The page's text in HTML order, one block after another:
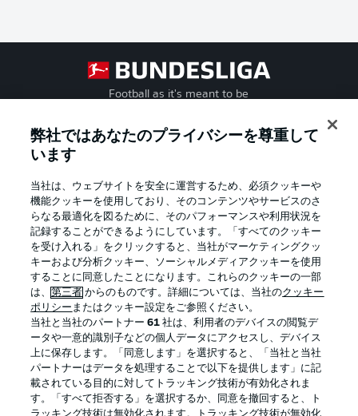
Football as it's meant to be
Official Partners
弊社ではあなたのプライバシーを尊重して
います
当社は、ウェブサイトを安全に運営するため、必須クッキーや
機能クッキーを使用しており、そのコンテンツやサービスのさ
らなる最適化を図るために、そのパフォーマンスや利用状況を
記録することができるようにしています。「すべてのクッキー
を受け入れる」をクリックすると、当社がマーケティングクッ
キーおよび分析クッキー、ソーシャルメディアクッキーを使用
することに同意したことになります。これらのクッキーの一部
は、第三者 からのものです。詳細については、当社のクッキー
ポリシー またはクッキー設定をご参照ください。
当社と当社のパートナー61 社は、利用者のデバイスの閲覧デ
ータや一意的識別子などの個人データにアクセスし、デバイス
上に保存します。「同意します」を選択すると、「当社と当社
パートナーはデータを処理することで以下を提供します」に記
載されている目的に対してトラッキング技術が有効化されま
す。「すべて拒否する」を選択するか、同意を撤回すると、ト